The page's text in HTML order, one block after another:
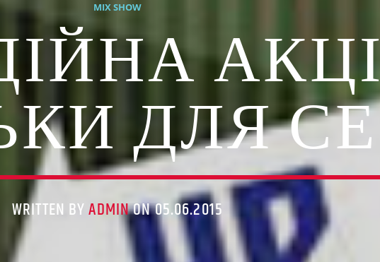
MIX SHOW
ДЛЯ
WRITTEN BYADMINON 05.06.2015